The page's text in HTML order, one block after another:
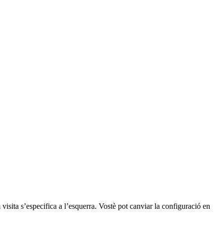
s’especifica a l’esquerra. Vostè pot canviar la configuració en